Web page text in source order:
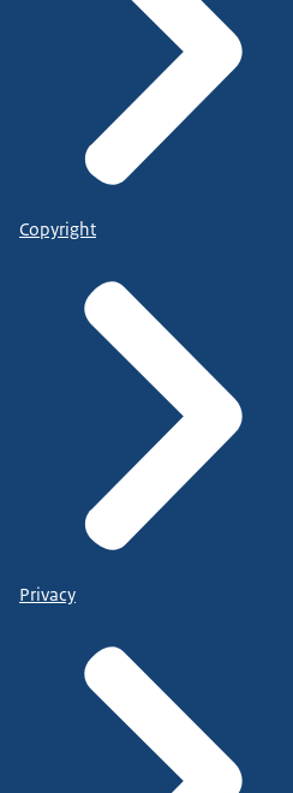
Copyright
Privacy